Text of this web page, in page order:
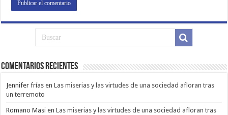
Comentarios Recientes
Jennifer frías enLas miserias y las virtudes de una sociedad afloran tras
un terremoto
Romano Masi enLas miserias y las virtudes de una sociedad afloran tras